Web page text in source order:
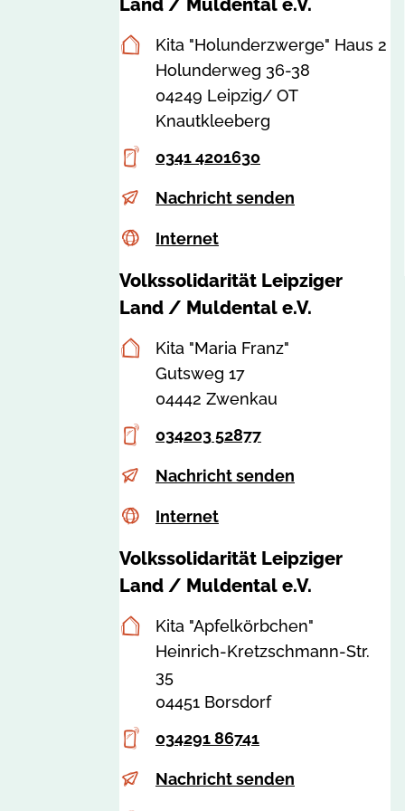
-
l
e
i
p
i
g
r
l
n
d
-
m
l
.
e
Postanschrift
Kita "Holunderzwerge" Haus 2
Holunderweg 36-38
04249 Leipzig/ OT
Knautkleeberg
Telefon
0341 4201630
E-H
l
u
n
e
r
z
r
e
-
h
u
s
2
@
-
Nachricht senden
Internet
c
s
a
:
8
2
8
Internet
Volkssolidarität Leipziger
Land / Muldental e.V.
Postanschrift
Kita "Maria Franz"
Gutsweg 17
04442 Zwenkau
Telefon
034203 52877
E-M
r
i
a
r
a
n
z
w
Nachricht senden
Internet
c
s
a
:
8
3
Internet
Volkssolidarität Leipziger
Land / Muldental e.V.
Postanschrift
Kita "Apfelkörbchen"
Heinrich-Kretzschmann-Str.
35
04451 Borsdorf
Telefon
034291 86741
E-a
Nachricht senden